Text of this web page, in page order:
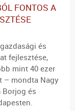
FONTOS A
és
fejlesztése,
mint 40 ezer
– mondta Nagy
Borjog és